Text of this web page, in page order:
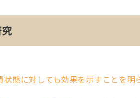
態に対しても効果を示すことを明